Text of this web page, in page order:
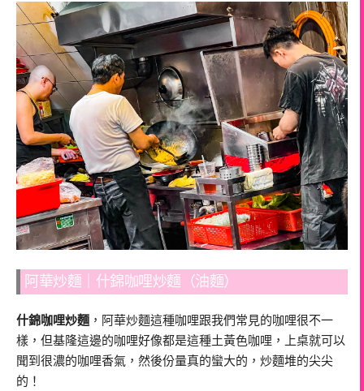
阿華炒麵｜什錦咖哩炒麵（油麵）
什錦咖哩炒麵 ，阿華炒麵這種咖哩跟我們常見的咖哩很不一
樣，但基隆這邊的咖哩好像都是這種土黃色咖哩，上桌就可以
聞到很濃的咖哩香氣，然後份量真的蠻大的，炒麵堆的尖尖
的！